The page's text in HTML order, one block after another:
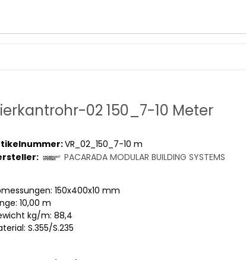
02 150_7-10 Meter
VR_02_150_7-10 m
PACARADA MODULAR BUILDING SYSTEMS
150x400x10 mm
10,00 m
kg/m: 88,4
S.355/S.235